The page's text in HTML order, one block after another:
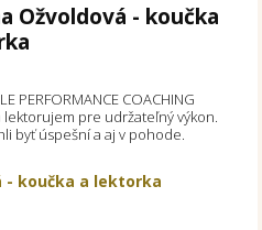
Ožvoldová - koučka
PERFORMANCE COACHING
lektorujem pre udržateľný výkon.
byť úspešní a aj v pohode.
- koučka a lektorka